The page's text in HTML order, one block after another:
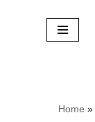
Home »